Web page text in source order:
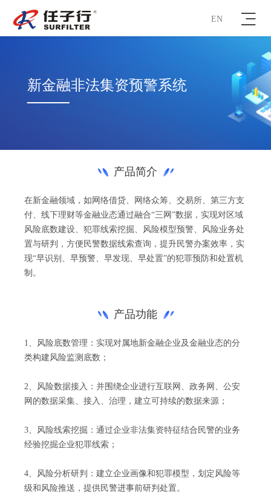
EN
新金融非法集资预警系统
产品简介
在新金融领域，如网络借贷、网络众筹、交易所、第三方支
付、线下理财等金融业态通过融合“三网”数据，实现对区域
风险底数建设、犯罪线索挖掘、风险模型预警、风险业务处
置与研判，方便民警数据线索查询，提升民警办案效率，实
现“早识别、早预警、早发现、早处置”的犯罪预防和处置机
制。
产品功能
1、风险底数管理：实现对属地新金融企业及金融业态的分
类构建风险监测底数；
2、风险数据接入：并围绕企业进行互联网、政务网、公安
网的数据采集、接入、治理，建立可持续的数据来源；
3、风险线索挖掘：通过企业非法集资特征结合民警的业务
经验挖掘企业犯罪线索；
4、风险分析研判：建立企业画像和犯罪模型，划定风险等
级和风险推送，提供民警进事前研判处置。